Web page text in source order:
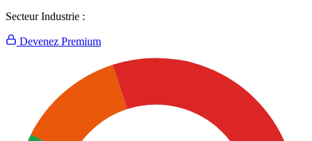
Secteur Industrie :
Devenez Premium